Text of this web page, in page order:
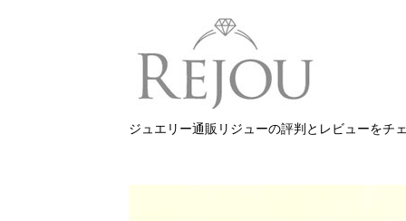
ジュエリー通販リジューの評判とレビューをチ